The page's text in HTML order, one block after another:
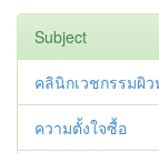
Subject
คลินิกเวชกรรมผิ
ความตั้งใจซื้อ